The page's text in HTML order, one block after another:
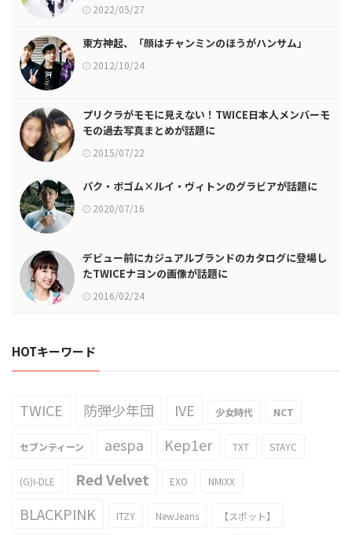
2022/05/27
東方神起、「顔はチャンミンのほうがハンサム」
2012/10/24
プリクラがモモに見えない！TWICE日本人メンバーモ
モの過去写真まとめが話題に
2015/07/22
パク・ボゴム×ルイ・ヴィトンのグラビアが話題に
2020/07/16
デビュー前にカジュアルブランドのカタログに登場し
たTWICEナヨンの画像が話題に
2016/02/24
HOTキーワード
TWICE 防弾少年団 IVE 少女時代 NCT
セブンティーン aespa Kep1er TXT STAYC
(G)I-DLE Red Velvet EXO NMIXX
BLACKPINK ITZY NewJeans 【スポット】